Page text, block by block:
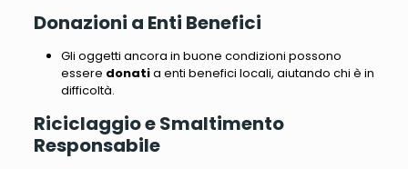
Donazioni a Enti Benefici
Gli oggetti ancora in buone condizioni possono
essere donatia enti benefici locali, aiutando chi è in
difficoltà.
Riciclaggio e Smaltimento
Responsabile